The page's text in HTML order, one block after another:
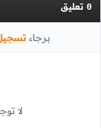
0 تعليق
برجاء
لا